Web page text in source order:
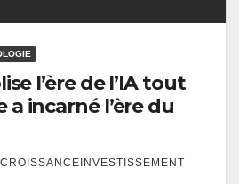
l’ère de l’IA tout
incarné l’ère du
CROISSANCEINVESTISSEMENT